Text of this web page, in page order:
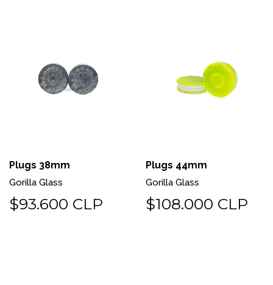
Plugs 38mm
Gorilla Glass
$93.600 CLP
Plugs 44mm
Gorilla Glass
$108.000 CLP